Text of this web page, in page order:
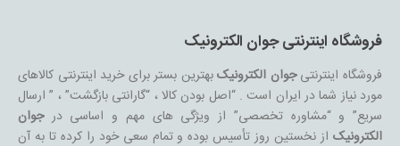
فروشگاه اینترنتی جوان الکترونیک
فروشگاه اینترنتیجوان الکترونیکبهترین بستر برای خرید اینترنتی کالاهای
مورد نیاز شما در ایران است . “اصل بودن کالا ، “گارانتی بازگشت” ، ” ارسال
سریع” و “مشاوره تخصصی” از ویژگی های مهم و اساسی درجوان
الکترونیکاز نخستین روز تأسیس بوده و تمام سعی خود را کرده تا به آن